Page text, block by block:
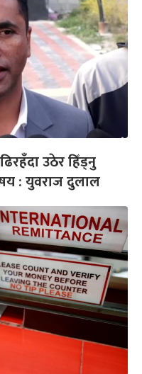
उठेर हिँड्नु
: युवराज दुलाल